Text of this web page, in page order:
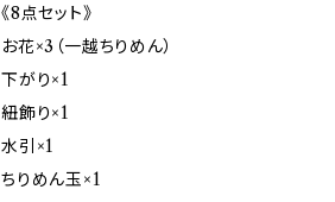
《8点セット》
お花×3（一越ちりめん）
下がり×1
紐飾り×1
水引×1
ちりめん玉×1